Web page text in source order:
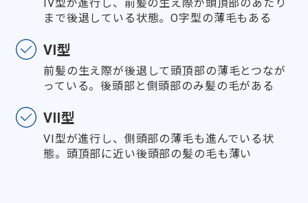
IV型が進行し、前髪の生え際が頭頂部のあたり
まで後退している状態。O字型の薄毛もある
VI型
前髪の生え際が後退して頭頂部の薄毛とつなが
っている。後頭部と側頭部のみ髪の毛がある
VII型
VI型が進行し、側頭部の薄毛も進んでいる状
態。頭頂部に近い後頭部の髪の毛も薄い